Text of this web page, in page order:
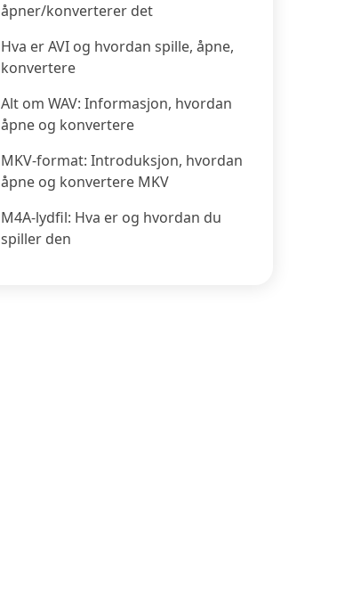
åpner/konverterer det
Hva er AVI og hvordan spille, åpne,
konvertere
Alt om WAV: Informasjon, hvordan
åpne og konvertere
MKV-format: Introduksjon, hvordan
åpne og konvertere MKV
M4A-lydfil: Hva er og hvordan du
spiller den